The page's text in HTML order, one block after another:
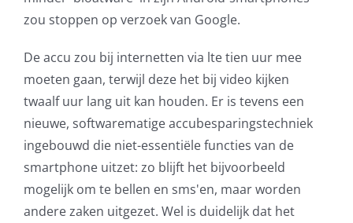
zou stoppen op verzoek van Google.
De accu zou bij internetten via lte tien uur mee
moeten gaan, terwijl deze het bij video kijken
twaalf uur lang uit kan houden. Er is tevens een
nieuwe, softwarematige accubesparingstechniek
ingebouwd die niet-essentiële functies van de
smartphone uitzet: zo blijft het bijvoorbeeld
mogelijk om te bellen en sms'en, maar worden
andere zaken uitgezet. Wel is duidelijk dat het